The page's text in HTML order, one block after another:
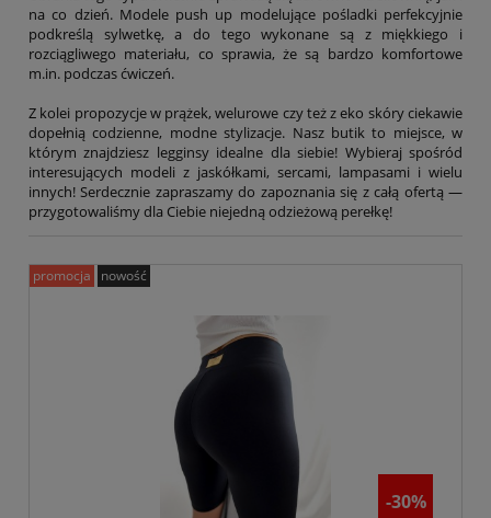
na co dzień. Modele push up modelujące pośladki perfekcyjnie
podkreślą sylwetkę, a do tego wykonane są z miękkiego i
rozciągliwego materiału, co sprawia, że są bardzo komfortowe
m.in. podczas ćwiczeń.
Z kolei propozycje w prążek, welurowe czy też z eko skóry ciekawie
dopełnią codzienne, modne stylizacje. Nasz butik to miejsce, w
którym znajdziesz legginsy idealne dla siebie! Wybieraj spośród
interesujących modeli z jaskółkami, sercami, lampasami i wielu
innych! Serdecznie zapraszamy do zapoznania się z całą ofertą —
przygotowaliśmy dla Ciebie niejedną odzieżową perełkę!
-30%
promocja nowość